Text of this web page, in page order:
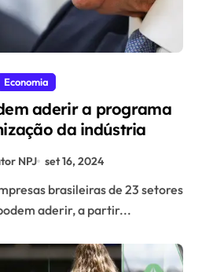
Economia
aderir a programa
da indústria
NPJ set 16, 2024
aderir, a partir...